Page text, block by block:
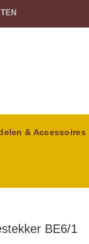
& Accessoires
BE6/1